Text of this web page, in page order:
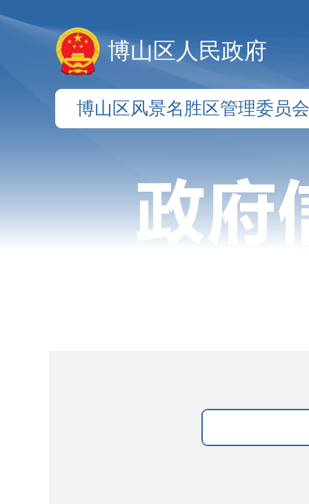
博山区人民政府
博山区风景名胜区管理委员会